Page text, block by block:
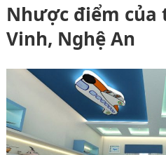
Nhược điểm của
Vinh, Nghệ An